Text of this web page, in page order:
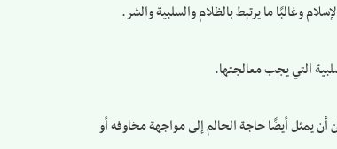
وغالبًا ما يرتبط بالظلام والسلبية والشر.
التي يجب معالجتها.
يمثل أيضًا حاجة الحالم إلى مواجهة مخاوفه أو